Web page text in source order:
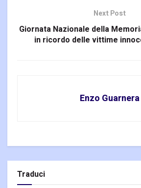
Next Post
Giornata Nazionale della
in ricordo delle vittime
Enzo Guarnera
Traduci